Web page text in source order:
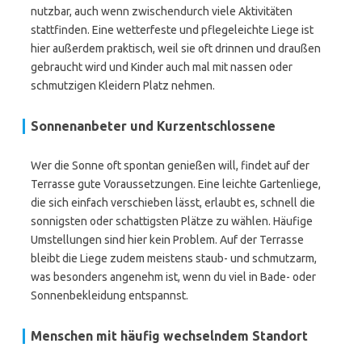
nutzbar, auch wenn zwischendurch viele Aktivitäten
stattfinden. Eine wetterfeste und pflegeleichte Liege ist
hier außerdem praktisch, weil sie oft drinnen und draußen
gebraucht wird und Kinder auch mal mit nassen oder
schmutzigen Kleidern Platz nehmen.
Sonnenanbeter und Kurzentschlossene
Wer die Sonne oft spontan genießen will, findet auf der
Terrasse gute Voraussetzungen. Eine leichte Gartenliege,
die sich einfach verschieben lässt, erlaubt es, schnell die
sonnigsten oder schattigsten Plätze zu wählen. Häufige
Umstellungen sind hier kein Problem. Auf der Terrasse
bleibt die Liege zudem meistens staub- und schmutzarm,
was besonders angenehm ist, wenn du viel in Bade- oder
Sonnenbekleidung entspannst.
Menschen mit häufig wechselndem Standort